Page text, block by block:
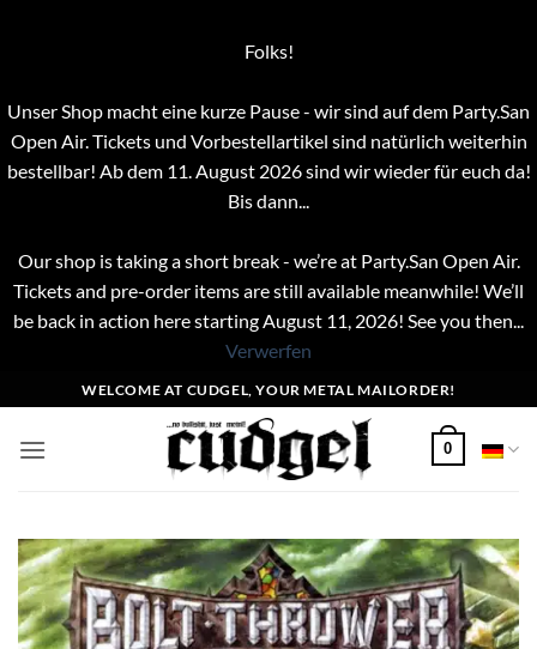
Folks!
Unser Shop macht eine kurze Pause - wir sind auf dem Party.San
Open Air. Tickets und Vorbestellartikel sind natürlich weiterhin
bestellbar! Ab dem 11. August 2026 sind wir wieder für euch da!
Bis dann...
Our shop is taking a short break - we’re at Party.San Open Air.
Tickets and pre-order items are still available meanwhile! We’ll
be back in action here starting August 11, 2026! See you then...
Verwerfen
Inhalt
springen
WELCOME AT CUDGEL, YOUR METAL MAILORDER!
0